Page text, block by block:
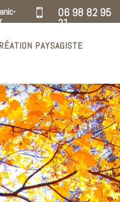
 06 98 82 95
21
PAYSAGISTE